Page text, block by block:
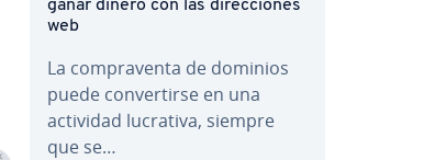
ganar dinero con las di­re­c­cio­nes
web
La co­m­pra­ve­n­ta de dominios
puede co­n­ve­r­ti­r­se en una
actividad lucrativa, siempre
que se…